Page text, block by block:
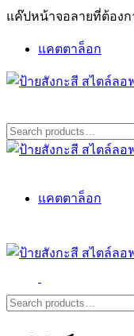
Skip
แค๊ปหน้าจอลายที่ต้องก
แคตตาล็อก
ป้ายสังกะสี สไตล์ลอฟท์
ป้ายวินเทจ แต่งบ้าน ร้
ฮาร์เล่ย์โฆษณาเก่าโบ
O8664277II
for:
ฮาร์เล่ย์โฆษณาเก่าโ
แคตตาล็อก
ป้ายสังกะสี สไตล์ลอฟท์
ป้ายวินเทจ แต่งบ้าน ร้
ฮาร์เล่ย์โฆษณาเก่าโบ
for: